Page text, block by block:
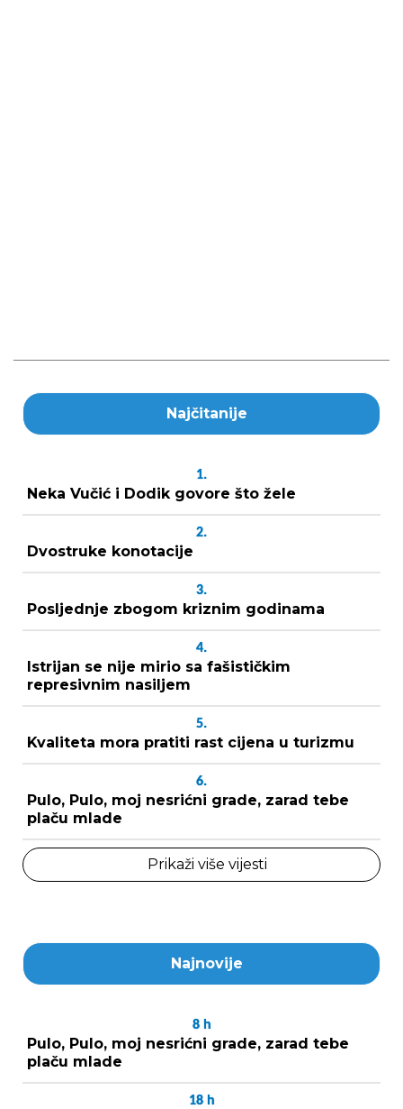
Najčitanije
1.
Neka Vučić i Dodik govore što žele
2.
Dvostruke konotacije
3.
Posljednje zbogom kriznim godinama
4.
Istrijan se nije mirio sa fašističkim
represivnim nasiljem
5.
Kvaliteta mora pratiti rast cijena u turizmu
6.
Pulo, Pulo, moj nesrićni grade, zarad tebe
plaču mlade
Prikaži više vijesti
Najnovije
8 h
Pulo, Pulo, moj nesrićni grade, zarad tebe
plaču mlade
18 h